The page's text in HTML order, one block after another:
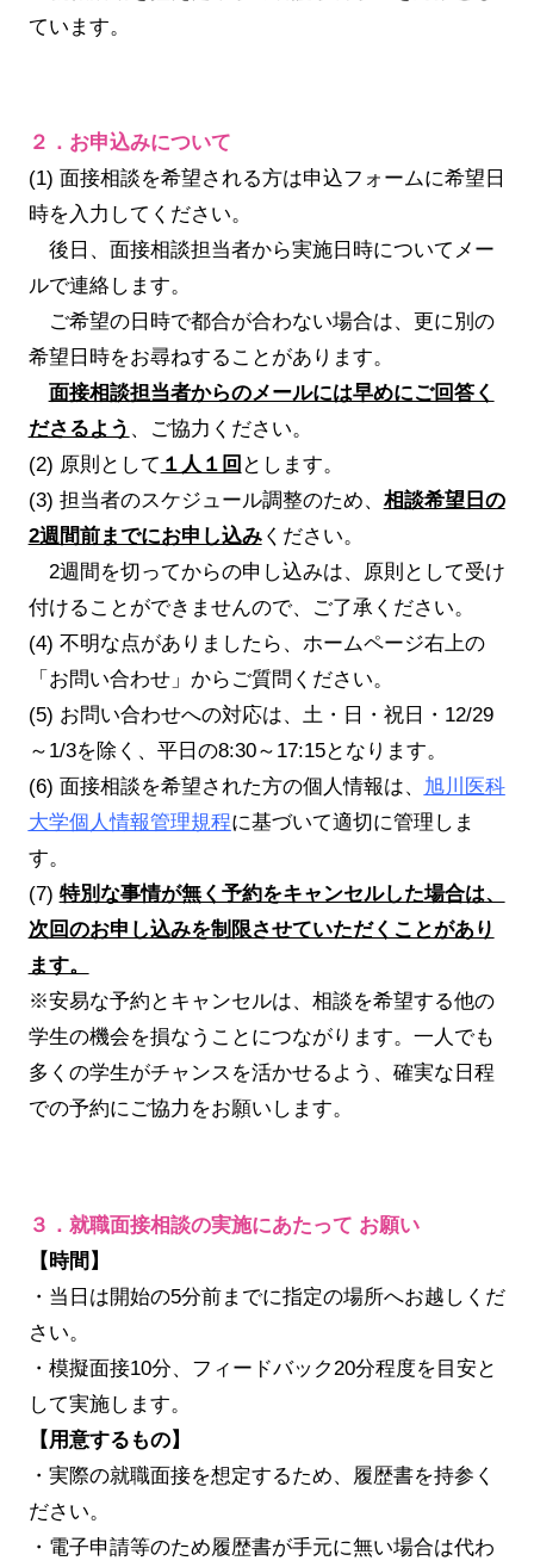
ています。
２．お申込みについて
(1) 面接相談を希望される方は申込フォームに希望日
時を入力してください。
後日、面接相談担当者から実施日時についてメー
ルで連絡します。
ご希望の日時で都合が合わない場合は、更に別の
希望日時をお尋ねすることがあります。
面接相談担当者からのメールには早めにご回答く
ださるよう 、ご協力ください。
(2) 原則として １人１回 とします。
(3) 担当者のスケジュール調整のため、 相談希望日の
2週間前までにお申し込みください。
2週間を切ってからの申し込みは、原則として受け
付けることができませんので、ご了承ください。
(4) 不明な点がありましたら、ホームページ右上の
「お問い合わせ」からご質問ください。
(5) お問い合わせへの対応は、土・日・祝日・12/29
～1/3を除く、平日の8:30～17:15となります。
(6) 面接相談を希望された方の個人情報は、 旭川医科
大学個人情報管理規程に基づいて適切に管理しま
す。
(7) 特別な事情が無く予約をキャンセルした場合は、
次回のお申し込みを制限させていただくことがあり
ます。
※安易な予約とキャンセルは、相談を希望する他の
学生の機会を損なうことにつながります。一人でも
多くの学生がチャンスを活かせるよう、確実な日程
での予約にご協力をお願いします。
３．就職面接相談の実施にあたって お願い
【時間】
・当日は開始の5分前までに指定の場所へお越しくだ
さい。
・模擬面接10分、フィードバック20分程度を目安と
して実施します。
【用意するもの】
・実際の就職面接を想定するため、履歴書を持参く
ださい。
・電子申請等のため履歴書が手元に無い場合は代わ